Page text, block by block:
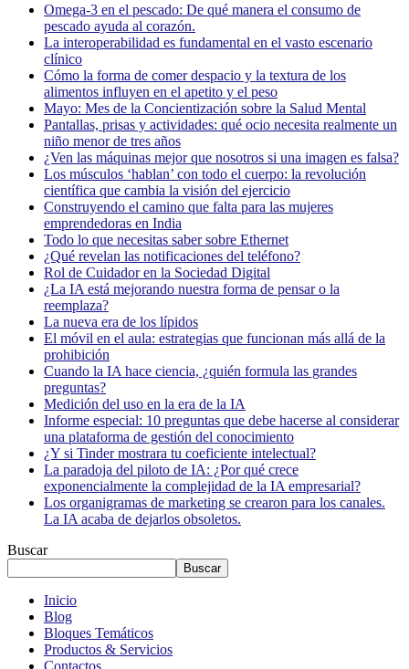
Omega-3 en el pescado: De qué manera el consumo de
pescado ayuda al corazón.
La interoperabilidad es fundamental en el vasto escenario
clínico
Cómo la forma de comer despacio y la textura de los
alimentos influyen en el apetito y el peso
Mayo: Mes de la Concientización sobre la Salud Mental
Pantallas, prisas y actividades: qué ocio necesita realmente un
niño menor de tres años
¿Ven las máquinas mejor que nosotros si una imagen es falsa?
Los músculos ‘hablan’ con todo el cuerpo: la revolución
científica que cambia la visión del ejercicio
Construyendo el camino que falta para las mujeres
emprendedoras en India
Todo lo que necesitas saber sobre Ethernet
¿Qué revelan las notificaciones del teléfono?
Rol de Cuidador en la Sociedad Digital
¿La IA está mejorando nuestra forma de pensar o la
reemplaza?
La nueva era de los lípidos
El móvil en el aula: estrategias que funcionan más allá de la
prohibición
Cuando la IA hace ciencia, ¿quién formula las grandes
preguntas?
Medición del uso en la era de la IA
Informe especial: 10 preguntas que debe hacerse al considerar
una plataforma de gestión del conocimiento
¿Y si Tinder mostrara tu coeficiente intelectual?
La paradoja del piloto de IA: ¿Por qué crece
exponencialmente la complejidad de la IA empresarial?
Los organigramas de marketing se crearon para los canales.
La IA acaba de dejarlos obsoletos.
Buscar
Buscar
Inicio
Blog
Bloques Temáticos
Productos & Servicios
Contactos